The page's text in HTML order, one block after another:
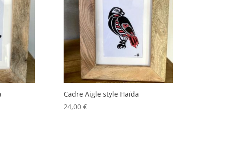
Cadre Aigle style Haïda
24,00€